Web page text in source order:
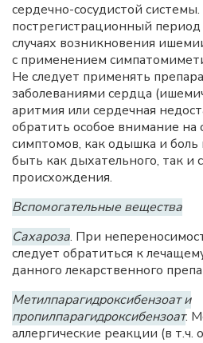
сердечно-сосудистой
пострегистрационный
случаях возникновения
с применением
Не следует применять
заболеваниями сердца
аритмия или сердечная
обратить особое внимание на
симптомов, как одышка и боль
быть как дыхательного, так и
происхождения.
Вспомогательные вещества
Сахароза. При
следует обратиться к
данного лекарственного
Метилпарагидроксибензоат и
пропилпарагидроксибензоат.
аллергические реакции (в т.ч.